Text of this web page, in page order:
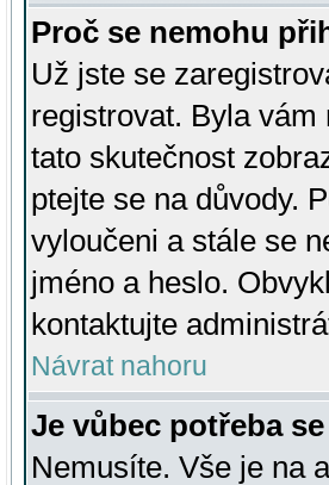
Proč se nemohu
Už jste se
registrovat. Byla
tato skutečnost
ptejte se na důvody.
vyloučeni a stále se
jméno a heslo.
kontaktujte
Návrat nahoru
Je vůbec potřeba
Nemusíte. Vše je na